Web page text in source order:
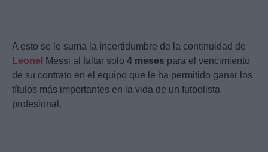
A esto se le suma la incertidumbre de la continuidad de
Leonel
Messi al faltar solo 4 meses para el vencimiento
de su contrato en el equipo que le ha permitido ganar los
títulos más importantes en la vida de un futbolista
profesional.